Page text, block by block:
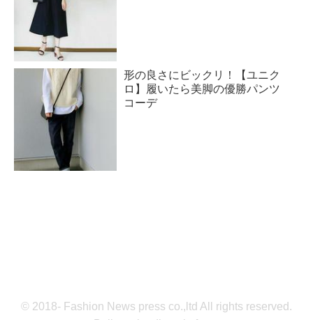
形の良さにビックリ！【ユニク
ロ】履いたら美脚の優勝パンツ
コーデ
© 2018- Fashion News press co.,ltd All rights reserved.